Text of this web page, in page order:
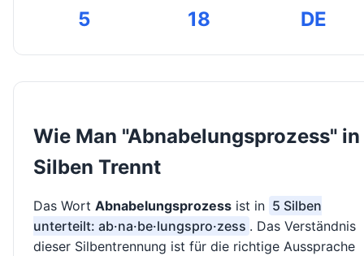
5 18 DE
Wie Man "Abnabelungsprozess" in
Silben Trennt
Das Wort Abnabelungsprozess ist in 5 Silben
unterteilt: ab·na·be·lungspro·zess . Das Verständnis
dieser Silbentrennung ist für die richtige Aussprache